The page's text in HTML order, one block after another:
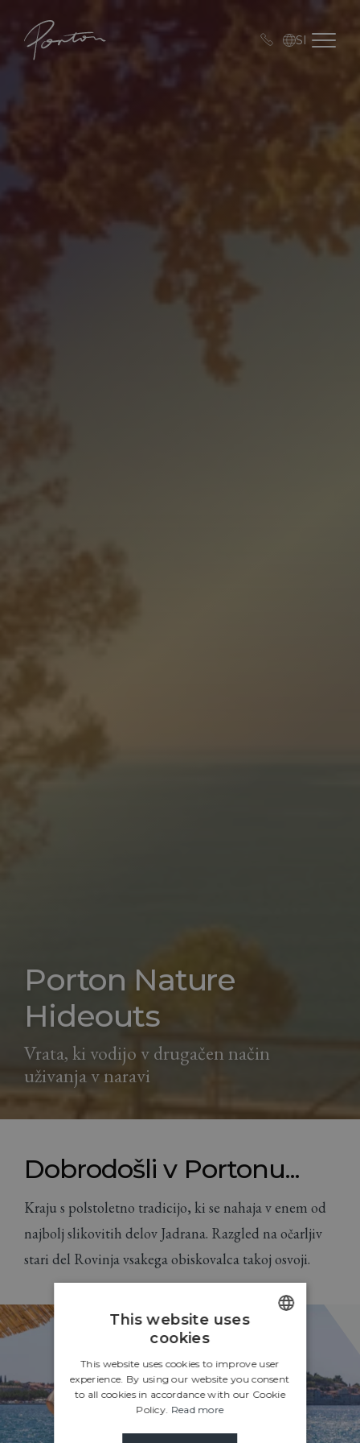
Porton
SI Open
Porton Nature
Hideouts
Vrata, ki vodijo v drugačen način
uživanja v naravi
Dobrodošli v Portonu...
Kraju s polstoletno tradicijo, ki se nahaja v enem od
najbolj slikovitih delov Jadrana. Razgled na očarljiv
stari del Rovinja vsakega obiskovalca takoj osvoji.
CROATIAN
ITALIAN
This website uses
cookies
This website uses cookies to improve user
experience. By using our website you consent
to all cookies in accordance with our Cookie
Policy. Read more